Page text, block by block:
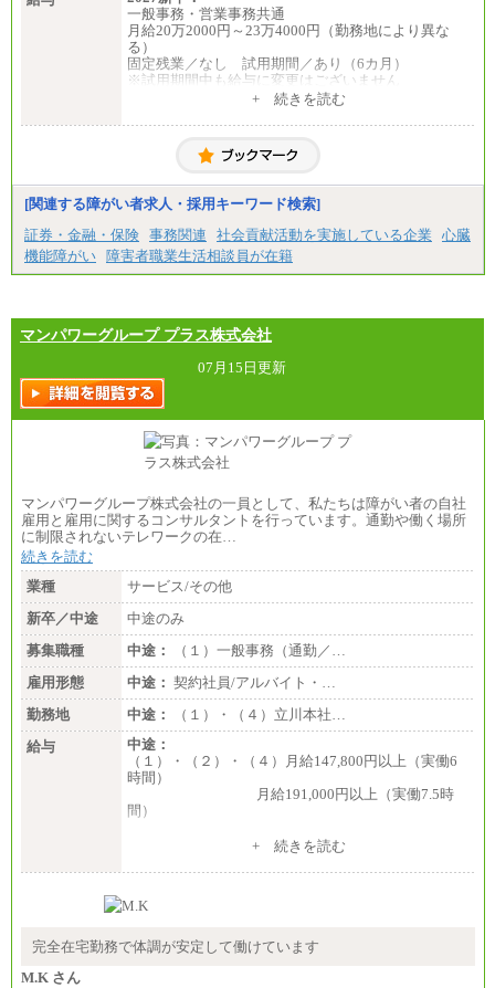
一般事務・営業事務共通
月給20万2000円～23万4000円（勤務地により異な
る）
固定残業／なし 試用期間／あり（6カ月）
※試用期間中も給与に変更はございません
月給20万2000円～23万4000円（勤務地により異な
固定残業／なし 試用期間／あり（6か月）
+ 続きを読む
[関連する障がい者求人・採用キーワード検索]
証券・金融・保険 事務関連 社会貢献活動を実施している企業
心臓
機能障がい 障害者職業生活相談員が在籍
マンパワーグループ プラス株式会社
07月15日更新
マンパワーグループ株式会社の一員として、私たちは障がい者の自社
雇用と雇用に関するコンサルタントを行っています。通勤や働く場所
に制限されないテレワークの在…
続きを読む
業種
サービス/その他
新卒／中途
中途のみ
募集職種
中途：
（１）一般事務（通勤／…
雇用形態
中途： 契約社員/アルバイト・…
勤務地
中途：
（１）・（４）立川本社…
給与
中途：
（１）・（２）・（４）月給147,800円以上（実働6
時間）
月給191,000円以上（実働7.5時
間）
（３）月給191,000円以上（実働7.5時間）
（５）月給147,800円以上（実働6時間）
時給 1,226円（実働4.5時間）
間額換算額）
・退職金相当手当 37円
+ 続きを読む
完全在宅勤務で体調が安定して働けています
M.K さん